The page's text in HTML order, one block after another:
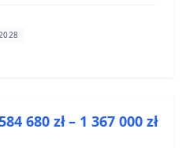
680 zł – 1 367 000 zł